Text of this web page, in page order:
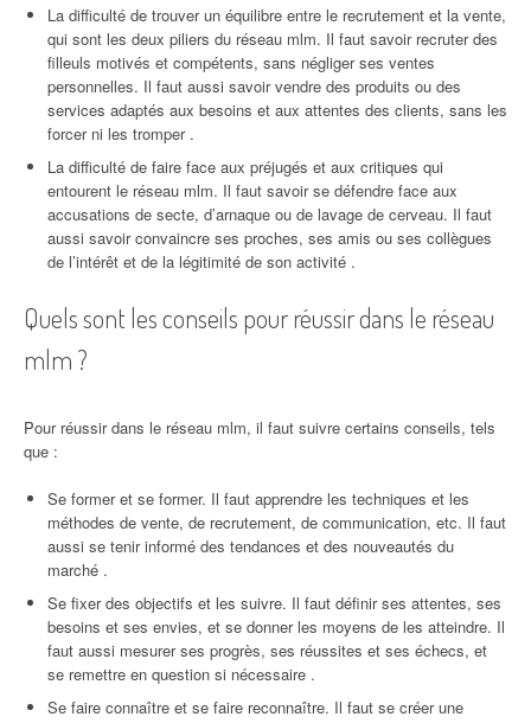
La difficulté de trouver un équilibre entre le recrutement et la vente,
qui sont les deux piliers du réseau mlm. Il faut savoir recruter des
filleuls motivés et compétents, sans négliger ses ventes
personnelles. Il faut aussi savoir vendre des produits ou des
services adaptés aux besoins et aux attentes des clients, sans les
forcer ni les tromper .
La difficulté de faire face aux préjugés et aux critiques qui
entourent le réseau mlm. Il faut savoir se défendre face aux
accusations de secte, d’arnaque ou de lavage de cerveau. Il faut
aussi savoir convaincre ses proches, ses amis ou ses collègues
de l’intérêt et de la légitimité de son activité .
Quels sont les conseils pour réussir dans le réseau
mlm ?
Pour réussir dans le réseau mlm, il faut suivre certains conseils, tels
que :
Se former et se former. Il faut apprendre les techniques et les
méthodes de vente, de recrutement, de communication, etc. Il faut
aussi se tenir informé des tendances et des nouveautés du
marché .
Se fixer des objectifs et les suivre. Il faut définir ses attentes, ses
besoins et ses envies, et se donner les moyens de les atteindre. Il
faut aussi mesurer ses progrès, ses réussites et ses échecs, et
se remettre en question si nécessaire .
Se faire connaître et se faire reconnaître. Il faut se créer une